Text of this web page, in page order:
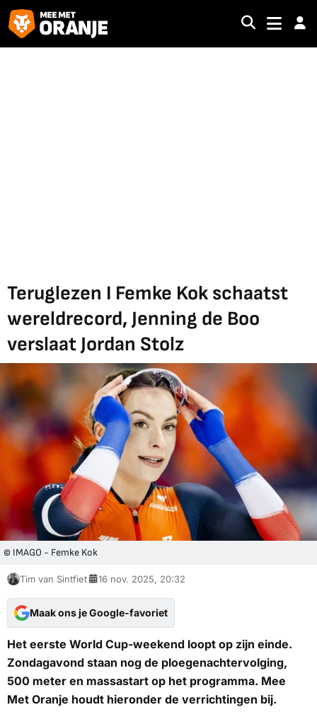
Teruglezen I Femke Kok schaatst
wereldrecord, Jenning de Boo
verslaat Jordan Stolz
© IMAGO - Femke Kok
Tim van Sintfiet 16 nov. 2025, 20:32
Maak ons je Google-favoriet
Het eerste World Cup-weekend loopt op zijn einde.
Zondagavond staan nog de ploegenachtervolging,
500 meter en massastart op het programma. Mee
Met Oranje houdt hieronder de verrichtingen bij.